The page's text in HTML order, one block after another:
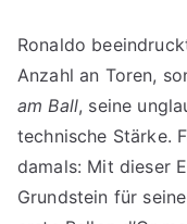
Ronaldo
Anzahl an Toren,
am Ball, seine
technische Stärke.
damals: Mit dieser
Grundstein für